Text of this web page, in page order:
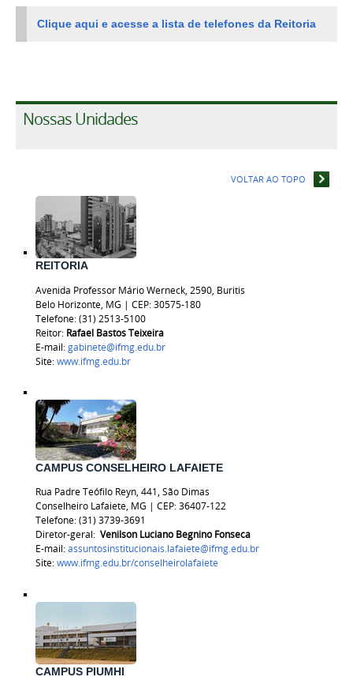
Clique aqui e acesse a lista de telefones da Reitoria
Nossas Unidades
VOLTAR AO TOPO
REITORIA
Avenida Professor Mário Werneck, 2590, Buritis
Belo Horizonte, MG | CEP: 30575-180
Telefone: (31) 2513-5100
Reitor: Rafael BastosTeixeira
E-mail:gabinete@ifmg.edu.br
Site:www.ifmg.edu.br
CAMPUS CONSELHEIRO LAFAIETE
Rua Padre Teófilo Reyn, 441, São Dimas
Conselheiro Lafaiete, MG | CEP: 36407-122
Telefone:(31) 3739-3691
Diretor-geral: Venilson Luciano Begnino Fonseca
E-mail:assuntosinstitucionais.lafaiete@ifmg.edu.br
Site:www.ifmg.edu.br/conselheirolafaiete
CAMPUS PIUMHI